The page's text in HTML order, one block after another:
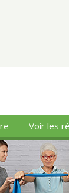
Voir les